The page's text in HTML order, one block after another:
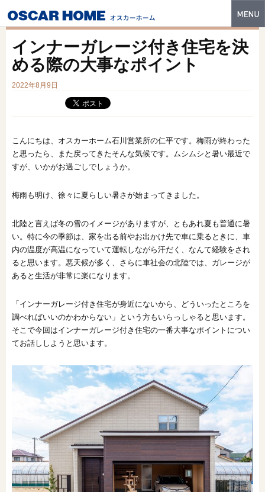
特長
イベント・モデルハウス
建築実例
スマートセレクト
土地情報
オンライン相談会
インナーガレージ付き住宅を決
める際の大事なポイント
2022年8月9日
こんにちは、オスカーホーム石川営業所の仁平です。梅雨が終わった
と思ったら、また戻ってきたそんな気候です。ムシムシと暑い最近で
すが、いかがお過ごしでしょうか。
梅雨も明け、徐々に夏らしい暑さが始まってきました。
北陸と言えば冬の雪のイメージがありますが、ともあれ夏も普通に暑
い。特に今の季節は、家を出る前やお出かけ先で車に乗るときに、車
内の温度が高温になっていて運転しながら汗だく、なんて経験をされ
ると思います。悪天候が多く、さらに車社会の北陸では、ガレージが
あると生活が非常に楽になります。
「インナーガレージ付き住宅が身近にないから、どういったところを
調べればいいのかわからない」という方もいらっしゃると思います。
そこで今回はインナーガレージ付き住宅の一番大事なポイントについ
てお話ししようと思います。